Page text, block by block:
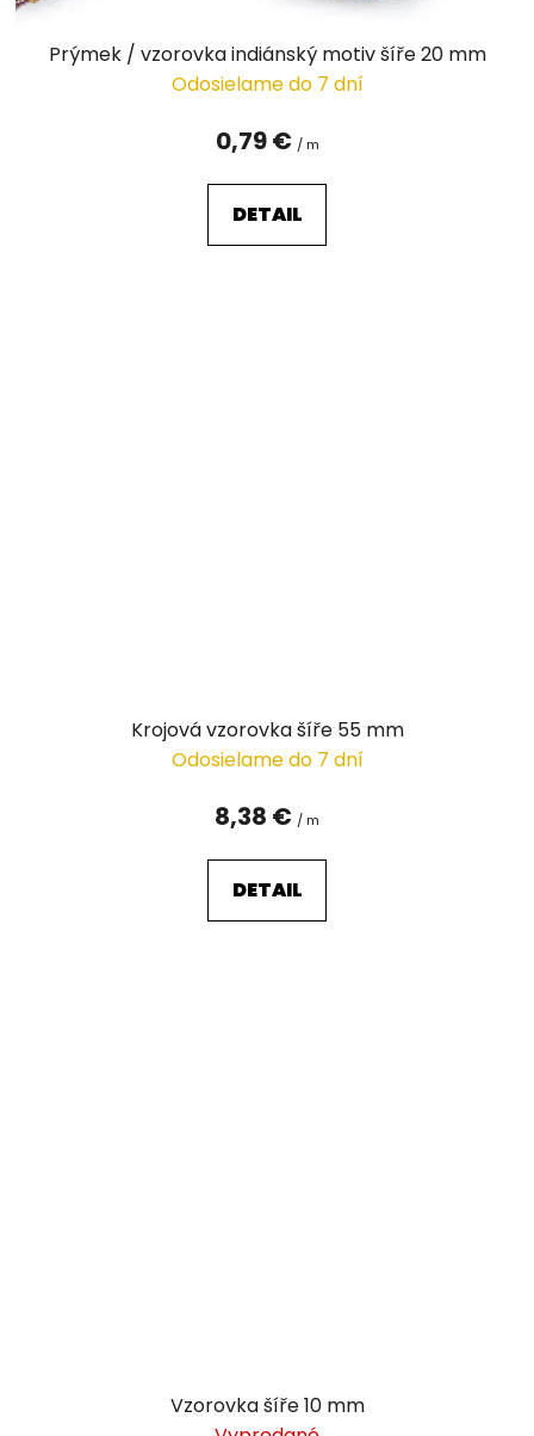
Prýmek / vzorovka indiánský motiv šíře 20 mm
Odosielame do 7 dní
0,79 € / m
DETAIL
Krojová vzorovka šíře 55 mm
Odosielame do 7 dní
8,38 € / m
DETAIL
Vzorovka šíře 10 mm